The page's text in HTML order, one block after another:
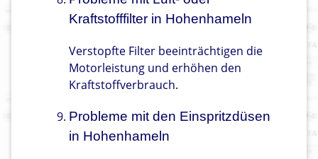
Kraftstofffilter in Hohenhameln
Verstopfte Filter beeinträchtigen die
Motorleistung und erhöhen den
Kraftstoffverbrauch.
Probleme mit den Einspritzdüsen
in Hohenhameln